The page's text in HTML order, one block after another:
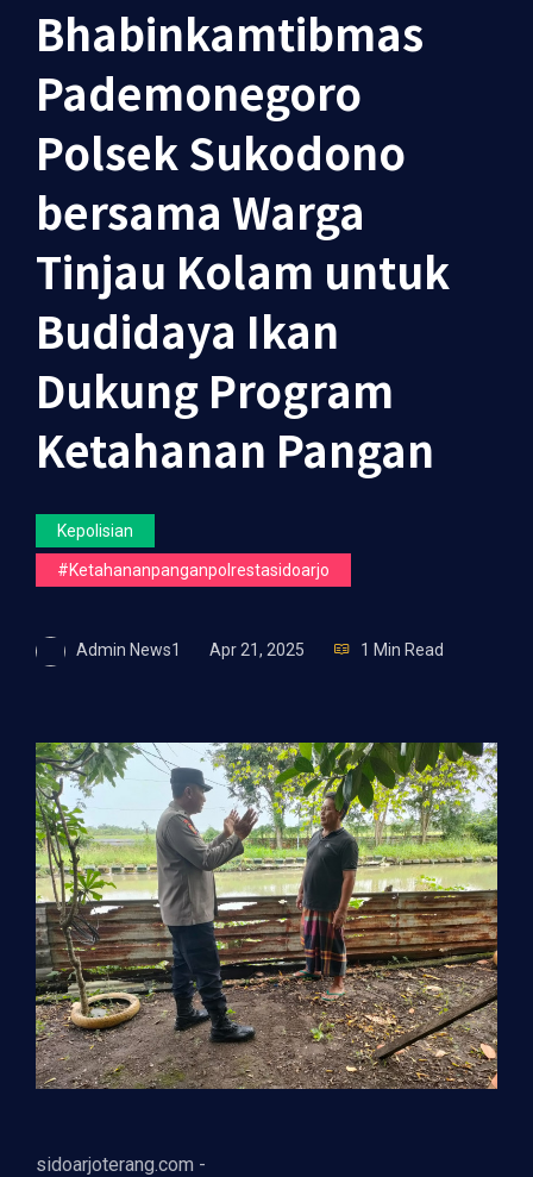
Bhabinkamtibmas
Pademonegoro
Polsek Sukodono
bersama Warga
Tinjau Kolam untuk
Budidaya Ikan
Dukung Program
Ketahanan Pangan
Kepolisian
#ketahananpanganpolrestasidoarjo
Admin News1 Apr 21, 2025 1 Min Read
sidoarjoterang.com -